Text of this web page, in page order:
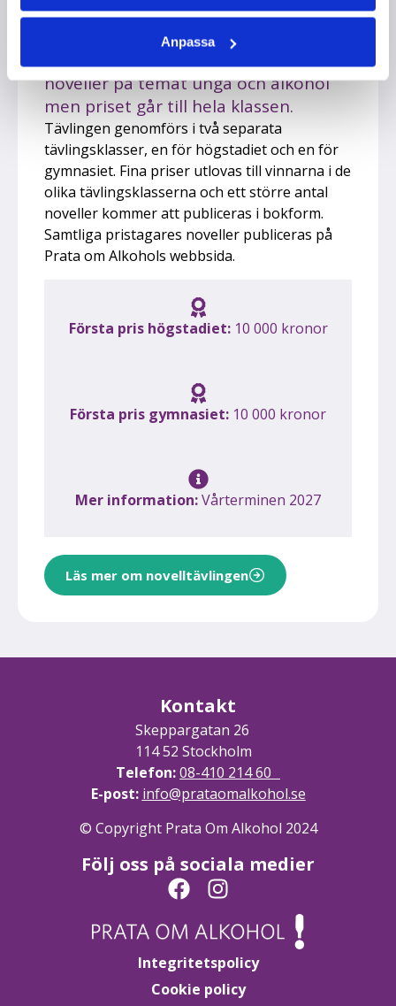
Anpassa
Novelltävling
Prata Om Alkohols årliga novelltävling
går ut på att elever individuellt skriver
noveller på temat unga och alkohol
men priset går till hela klassen.
Tävlingen genomförs i två separata
tävlingsklasser, en för högstadiet och en för
gymnasiet. Fina priser utlovas till vinnarna i de
olika tävlingsklasserna och ett större antal
noveller kommer att publiceras i bokform.
Samtliga pristagares noveller publiceras på
Prata om Alkohols webbsida.
Första pris högstadiet:10 000 kronor
Första pris gymnasiet: 10 000 kronor
Mer information:Vårterminen 2027
Läs mer om novelltävlingen
Kontakt
Skeppargatan 26
114 52 Stockholm
Telefon:08-410 214 60
E-post: info@prataomalkohol.se
© Copyright Prata Om Alkohol 2024
Följ oss på sociala medier
Integritetspolicy
Cookie policy